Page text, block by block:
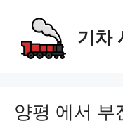
content
기차
양평 에서 부